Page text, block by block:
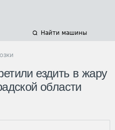
Найти машины
ездить в жару
области